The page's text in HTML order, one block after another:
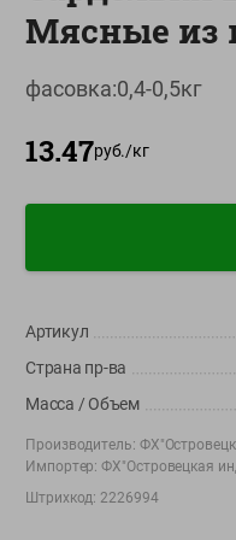
О сервисе
Настройки файлов cookie
Приложение Green c
+375 44 560-60-61
Время работы Call-центра:
shop@green-market.by
Пишите нам свои вопросы,
Мясные из
фасовка:0,4-0,5кг
13.47руб./кг
Артикул
Страна пр-ва
Масса / Объем
Производитель:
Импортер:ФХ"Островецкая
Штрихкод: 2226994